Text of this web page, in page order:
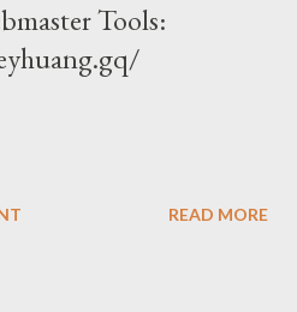
Tools:
READ MORE